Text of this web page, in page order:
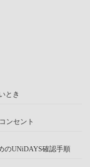
とき
ンセント
のUNiDAYS確認手順